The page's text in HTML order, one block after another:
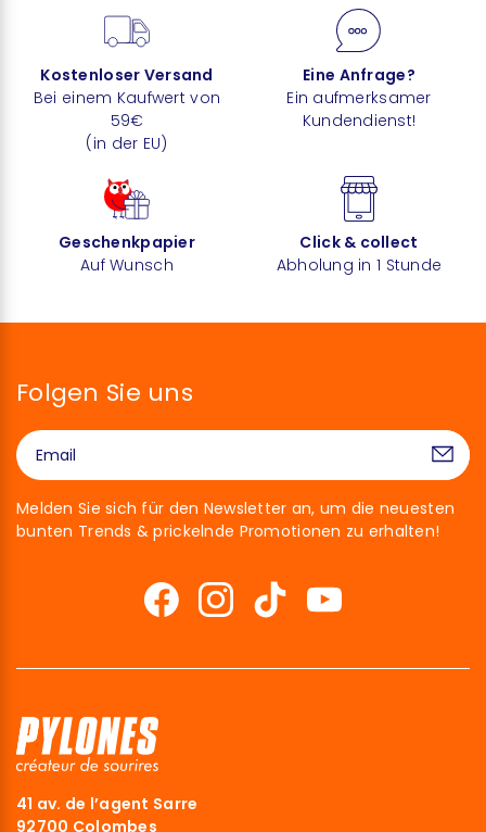
Kostenloser Versand
Bei einem Kaufwert von
59€
(in der EU)
Eine Anfrage?
Ein aufmerksamer
Kundendienst!
Geschenkpapier
Auf Wunsch
Click & collect
Abholung in 1 Stunde
Folgen Sie uns
Melden Sie sich für den Newsletter an, um die neuesten
bunten Trends & prickelnde Promotionen zu erhalten!
41 av. de l’agent Sarre
92700 Colombes